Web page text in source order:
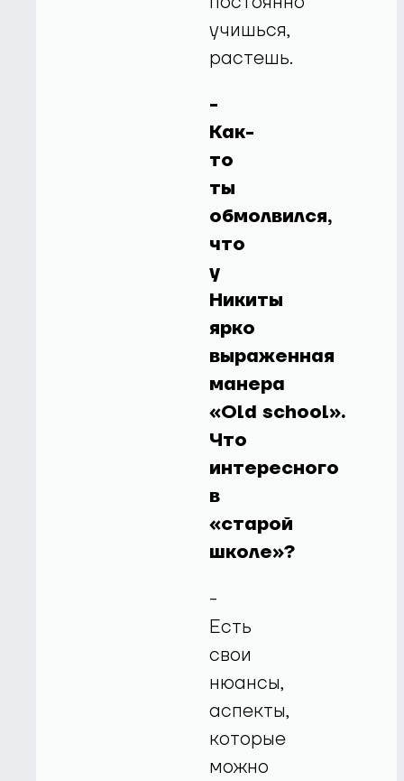
учишься,
растешь.
-
Как-
то
ты
обмолвился,
что
у
Никиты
ярко
выраженная
манера
«Old school».
Что
интересного
в
«старой
школе»?
-
Есть
свои
нюансы,
аспекты,
которые
можно